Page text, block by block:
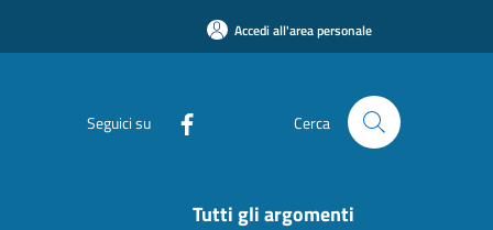
Accedi all'area personale
Seguici su Cerca
Tutti gli argomenti